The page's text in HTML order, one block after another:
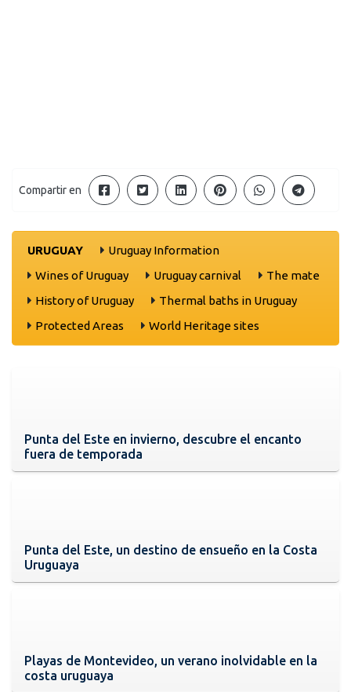
Compartir en
URUGUAY
Uruguay Information
Wines of Uruguay
Uruguay carnival
The mate
History of Uruguay
Thermal baths in Uruguay
Protected Areas
World Heritage sites
Punta del Este en invierno, descubre el encanto
fuera de temporada
Punta del Este, un destino de ensueño en la Costa
Uruguaya
Playas de Montevideo, un verano inolvidable en la
costa uruguaya